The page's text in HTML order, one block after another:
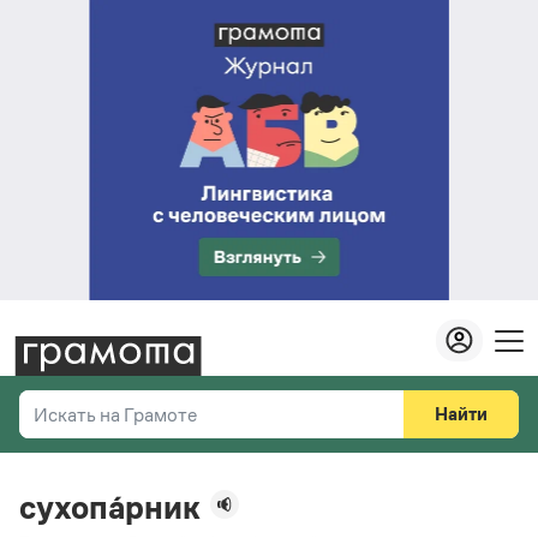
Искать на Грамоте
Справочная служба
Найти
сухопа́рник